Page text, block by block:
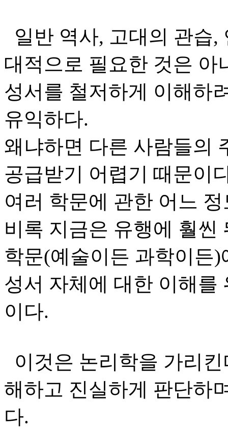
일반 역사, 고대의 관습,
대적으로 필요한 것은 아
성서를 철저하게 이해하
유익하다.
왜냐하면 다른 사람들의
공급받기 어렵기 때문이
여러 학문에 관한 어느
비록 지금은 유행에 훨씬
학문(예술이든 과학이든
성서 자체에 대한 이해를
이다.
이것은 논리학을 가리
해하고 진실하게 판단하
다.